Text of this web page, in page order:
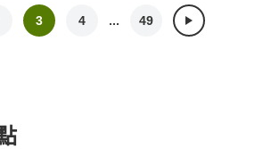
3 4 ... 49